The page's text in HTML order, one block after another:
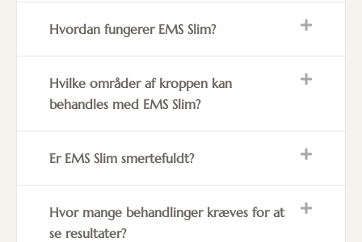
Hvordan fungerer EMS Slim?
Hvilke områder af kroppen kan
behandles med EMS Slim?
Er EMS Slim smertefuldt?
Hvor mange behandlinger kræves for at
se resultater?